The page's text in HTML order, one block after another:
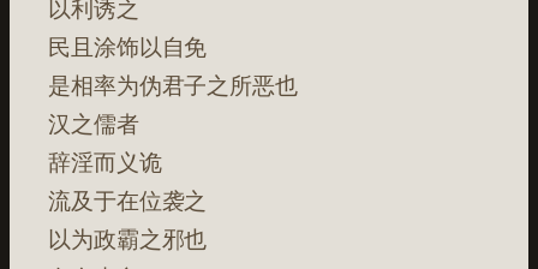
以利诱之
民且涂饰以自免
是相率为伪君子之所恶也
汉之儒者
辞淫而义诡
流及于在位袭之
以为政霸之邪也